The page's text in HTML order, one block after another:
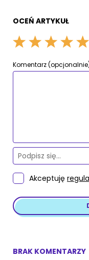
OCEŃ ARTYKUŁ
Komentarz
Akceptuję
BRAK KOMENTARZY